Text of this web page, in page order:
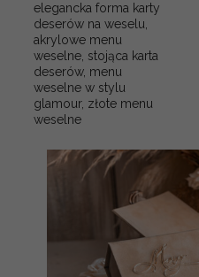
elegancka forma karty
deserów na weselu,
akrylowe menu
weselne, stojąca karta
deserów, menu
weselne w stylu
glamour, złote menu
weselne